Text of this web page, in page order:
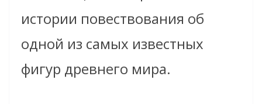
истории повествования об
одной из самых известных
фигур древнего мира.